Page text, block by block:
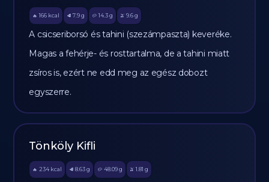
🔥 166 kcal 🥩 7.9 g 🥔 14.3g 🫒 9.6 g
A csicseriborsó és tahini (szezámpaszta) keveréke.
Magas a fehérje- és rosttartalma, de a tahini miatt
zsíros is, ezért ne edd meg az egész dobozt
egyszerre.
Tönköly Kifli
🔥 234 kcal 🥩 8.63 g 🥔 48.09g 🫒 1.81 g